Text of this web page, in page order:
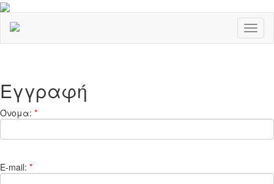
Εγγραφή
Όνομα: *
E-mail: *